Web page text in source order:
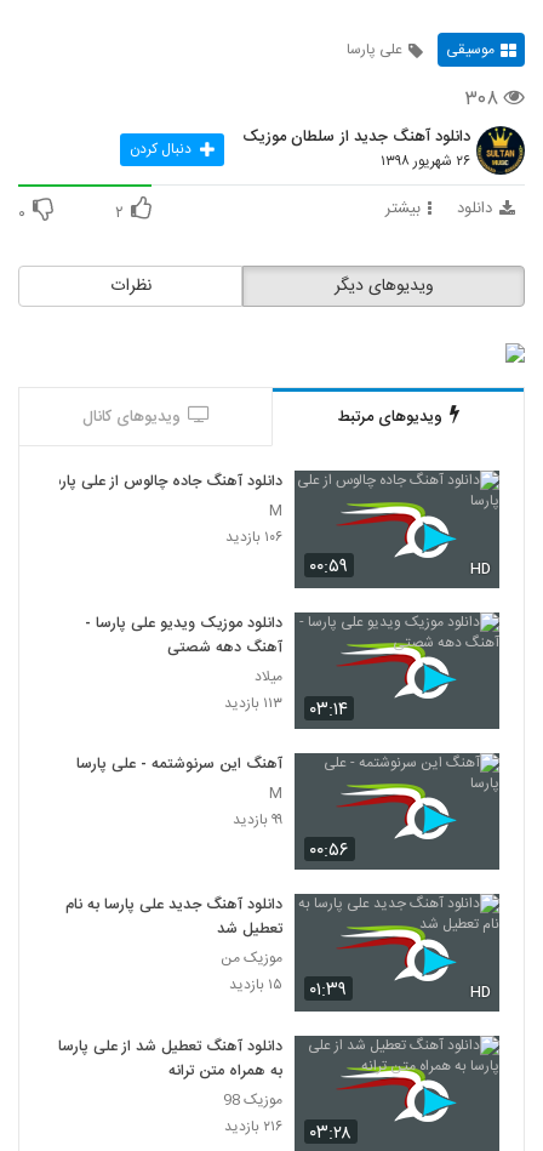
موسیقی علی پارسا
۳۰۸
دانلود آهنگ جدید از سلطان موزیک
۲۶ شهریور ۱۳۹۸ دنبال کردن
دانلود بیشتر ۲ ۰
نظرات ویدیوهای دیگر
ویدیوهای مرتبط ویدیوهای کانال
۰۰:۵۹ HD
دانلود آهنگ جاده چالوس از علی پارسا
M
۱۰۶ بازدید
۰۳:۱۴
دانلود موزیک ویدیو علی پارسا -
آهنگ دهه شصتی
میلاد
۱۱۳ بازدید
۰۰:۵۶
آهنگ این سرنوشتمه - علی پارسا
M
۹۹ بازدید
۰۱:۳۹ HD
دانلود آهنگ جدید علی پارسا به نام
تعطیل شد
موزیک من
۱۵ بازدید
۰۳:۲۸
دانلود آهنگ تعطیل شد از علی پارسا
به همراه متن ترانه
موزیک 98
۲۱۶ بازدید